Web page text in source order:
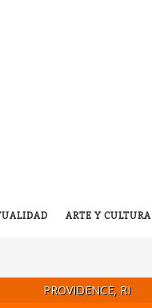
ARTE Y CULTURA
PROVIDENCE, RI